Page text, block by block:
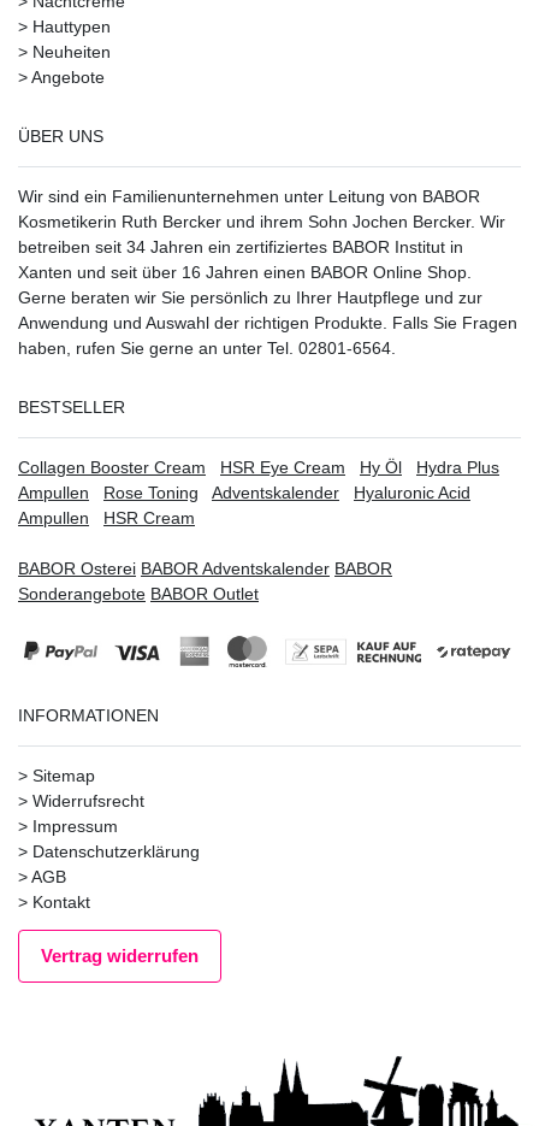
> Hauttypen
> Neuheiten
>Angebote
ÜBER UNS
Wir sind ein Familienunternehmen unter Leitung von BABOR
Kosmetikerin Ruth Bercker und ihrem Sohn Jochen Bercker. Wir
betreiben seit 34 Jahren ein zertifiziertes BABOR Institut in
Xanten und seit über 16 Jahren einen BABOR Online Shop.
Gerne beraten wir Sie persönlich zu Ihrer Hautpflege und zur
Anwendung und Auswahl der richtigen Produkte. Falls Sie Fragen
haben, rufen Sie gerne an unter Tel. 02801-6564.
BESTSELLER
Collagen Booster Cream HSR Eye Cream Hy Öl
Hydra Plus
Ampullen
Rose Toning Adventskalender
Hyaluronic Acid
Ampullen
HSR Cream
BABOR Osterei BABOR Adventskalender BABOR
Sonderangebote BABOR Outlet
INFORMATIONEN
> Sitemap
> Widerrufsrecht
> Impressum
> Datenschutzerklärung
>AGB
> Kontakt
Vertrag widerrufen